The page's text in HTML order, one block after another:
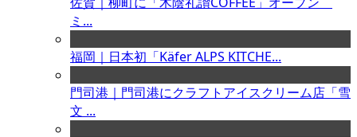
ミ...
福岡｜日本初「Käfer ALPS KITCHE...
門司港｜門司港にクラフトアイスクリーム店「雪
文 ...